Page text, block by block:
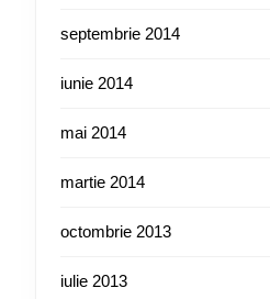
septembrie 2014
iunie 2014
mai 2014
martie 2014
octombrie 2013
iulie 2013